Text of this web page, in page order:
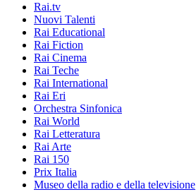
Rai.tv
Nuovi Talenti
Rai Educational
Rai Fiction
Rai Cinema
Rai Teche
Rai International
Rai Eri
Orchestra Sinfonica
Rai World
Rai Letteratura
Rai Arte
Rai 150
Prix Italia
Museo della radio e della televisione